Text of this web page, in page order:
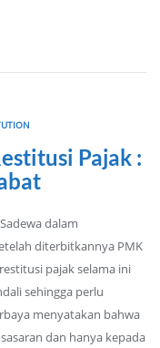
Pajak :
dalam
diterbitkannya PMK
pajak selama ini
sehingga perlu
menyatakan bahwa
dan hanya kepada